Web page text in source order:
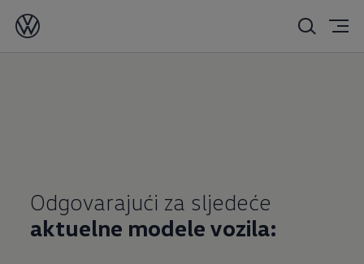
Odgovarajući za sljedeće
aktuelne modele vozila: